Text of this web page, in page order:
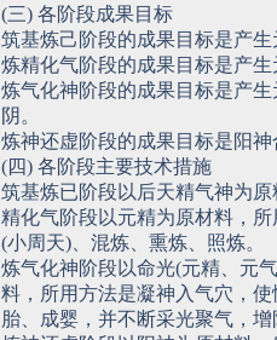
(三) 各阶段成果目标
筑基炼己阶段的成果目标是产生
炼精化气阶段的成果目标是产生
炼气化神阶段的成果目标是产
阴。
炼神还虚阶段的成果目标是阳神
(四) 各阶段主要技术措施
筑基炼已阶段以后天精气神为
精化气阶段以元精为原材料，
(小周天)、混炼、熏炼、照炼。
炼气化神阶段以命光(元精、元
料，所用方法是凝神入气穴，
胎、成婴，并不断采光聚气，